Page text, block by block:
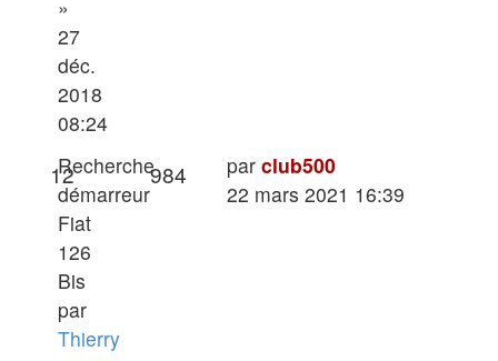
»
27
déc.
2018
08:24
Recherche
démarreur
Fiat
126
Bis
par
Thierry
12Réponses
984VuesDernier
message
par club500
22 mars 2021 16:39